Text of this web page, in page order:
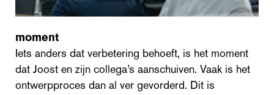
moment
Iets anders dat verbetering behoeft, is het moment
dat Joost en zijn collega’s aanschuiven. Vaak is het
ontwerpproces dan al ver gevorderd. Dit is